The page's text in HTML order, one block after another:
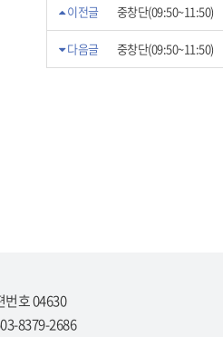
이전글 중창단(09:50~11:50)
다음글 중창단(09:50~11:50)
번호 04630
8379-2686